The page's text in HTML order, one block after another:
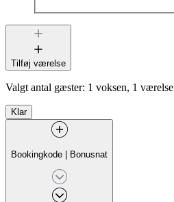
Tilføj værelse
Valgt antal gæster: 1 voksen, 1 værelse
Klar
Bookingkode | Bonusnat